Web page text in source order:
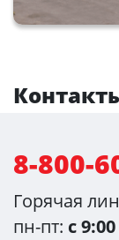
8-800-
Горячая
пн-пт: с